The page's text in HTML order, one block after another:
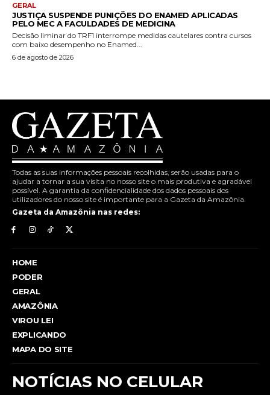
GERAL
JUSTIÇA SUSPENDE PUNIÇÕES DO ENAMED APLICADAS
PELO MEC A FACULDADES DE MEDICINA
Decisão liminar do TRF1 interrompe medidas cautelares contra cursos
com baixo desempenho no Enamed...
6 de agosto de 2026
Todas as suas informações pessoais recolhidas, serão usadas para o
ajudar a tornar a sua visita no nosso site o mais produtiva e agradável
possível. A garantia da confidencialidade dos dados pessoais dos
utilizadores do nosso site é importante para a Gazeta da Amazônia.
Gazeta da Amazônia nas redes:
HOME
PODER
GERAL
AMAZÔNIA
VIROU LEI
EXPLICANDO
MAPA DO SITE
NOTÍCIAS NO CELULAR